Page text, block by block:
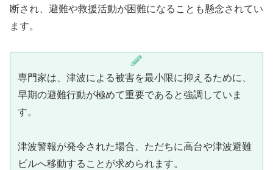
断され、避難や救援活動が困難になることも懸念されてい
ます。
専門家は、津波による被害を最小限に抑えるために、
早期の避難行動が極めて重要であると強調していま
す。
津波警報が発令された場合、ただちに高台や津波避難
ビルへ移動することが求められます。